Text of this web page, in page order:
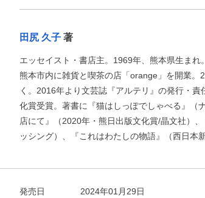
田尻 久子著
エッセイスト・書店主。1969年、熊本県生まれ
熊本市内に雑貨と喫茶の店「orange」を開業
く。2016年より文芸誌『アルテリ』の発行・
化賞受賞。著書に『猫はしっぽでしゃべる』（
店にて』（2020年・熊日出版文化賞/晶文社）
ッシング）、『これはわたしの物語』（西日本
発売日
2024年01月29日